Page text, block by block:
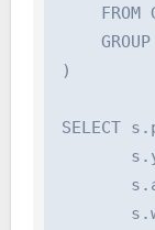
FROM
GROUP
)
SELECT